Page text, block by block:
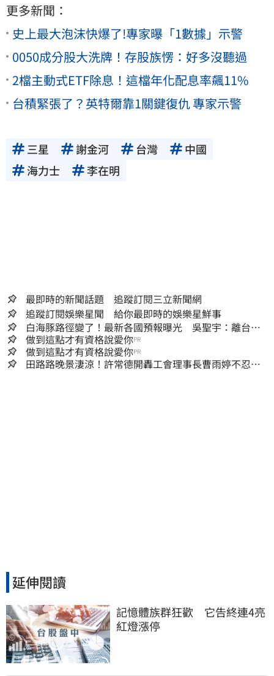
更多新聞：
史上最大泡沫快爆了!專家曝「1數據」示警
0050成分股大洗牌！存股族愣：好多沒聽過
2檔主動式ETF除息！這檔年化配息率飆11%
台積緊張了？英特爾靠1關鍵復仇 專家示警
三星 謝金河 台灣
中國
海力士
李在明
最即時的新聞話題 追蹤訂閱三立新聞網
追蹤訂閱娛樂星聞 給你最即時的娛樂星鮮事
白海豚路徑變了！最新各國預報曝光 吳聖宇：離台灣
又更近一點
做到這點才有資格說愛你PR
做到這點才有資格說愛你PR
田路路晚景淒涼！許常德開轟工會理事長曹雨婷不忍
延伸閱讀
記憶體族群狂歡　它告終連4亮
紅燈漲停